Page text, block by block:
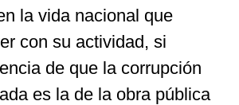
Nacional
Opinión
la vida nacional que
con su actividad, si
de que la corrupción
es la de la obra pública